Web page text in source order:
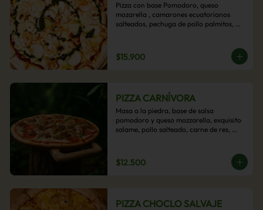
Pizza con base Pomodoro, queso
mozarella , camarones ecuatorianos
salteados, pechuga de pollo palmitos,
$15.900
PIZZA CARNÍVORA
Masa a la piedra, base de salsa
pomodoro y queso mozzarella, exquisito
salame, pollo salteado, carne de res,
$12.500
PIZZA CHOCLO SALVAJE